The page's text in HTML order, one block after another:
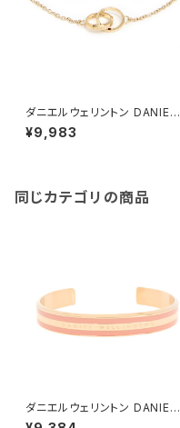
ダニエルウェリントン DANIEL
WELLINGTON ELAN UNITY
NECKLACE ネックレス DW00
¥9,983
同じカテゴリの商品
ダニエルウェリントン DANIEL
WELLINGTON バングル ブレ